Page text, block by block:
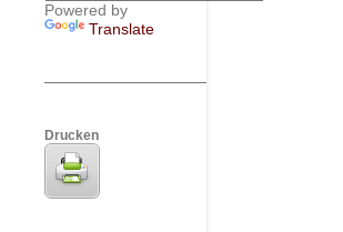
Powered by
Translate
Drucken